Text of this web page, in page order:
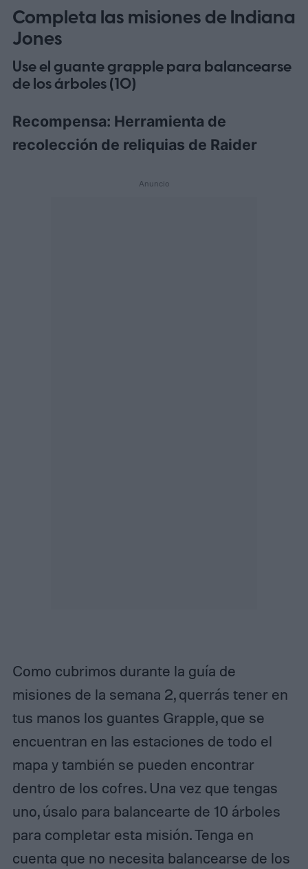
Completa las misiones de Indiana
Jones
Use el guante grapple para balancearse
de los árboles (10)
Recompensa: Herramienta de
recolección de reliquias de Raider
Como cubrimos durante la guía de
misiones de la semana 2, querrás tener en
tus manos los guantes Grapple, que se
encuentran en las estaciones de todo el
mapa y también se pueden encontrar
dentro de los cofres. Una vez que tengas
uno, úsalo para balancearte de 10 árboles
para completar esta misión. Tenga en
cuenta que no necesita balancearse de los